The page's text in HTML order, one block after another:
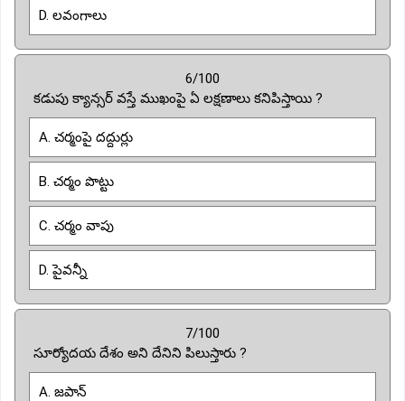
D. లవంగాలు
6/100
కడుపు క్యాన్సర్ వస్తే ముఖంపై ఏ లక్షణాలు కనిపిస్తాయి ?
A. చర్మంపై దద్దుర్లు
B. చర్మం పొట్టు
C. చర్మం వాపు
D. పైవన్నీ
7/100
సూర్యోదయ దేశం అని దేనిని పిలుస్తారు ?
A. జపాన్